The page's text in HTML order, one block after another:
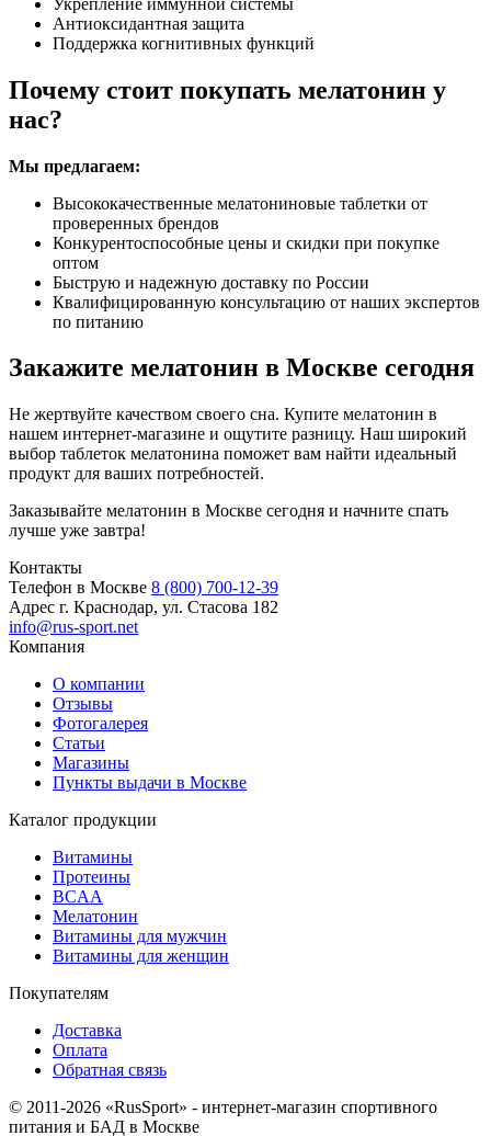
Антиоксидантная защита
Поддержка когнитивных функций
Почему стоит покупать мелатонин у
нас?
Мы предлагаем:
Высококачественные мелатониновые таблетки от
проверенных брендов
Конкурентоспособные цены и скидки при покупке
оптом
Быструю и надежную доставку по России
Квалифицированную консультацию от наших экспертов
по питанию
Закажите мелатонин в Москве сегодня
Не жертвуйте качеством своего сна. Купите мелатонин в
нашем интернет-магазине и ощутите разницу. Наш широкий
выбор таблеток мелатонина поможет вам найти идеальный
продукт для ваших потребностей.
Заказывайте мелатонин в Москве сегодня и начните спать
лучше уже завтра!
Контакты
Телефон в Москве 8 (800) 700-12-39
Адрес г. Краснодар, ул. Стасова 182
info@rus-sport.net
Компания
О компании
Отзывы
Фотогалерея
Статьи
Магазины
Пункты выдачи в Москве
Каталог продукции
Витамины
Протеины
BCAA
Мелатонин
Витамины для мужчин
Витамины для женщин
Покупателям
Доставка
Оплата
Обратная связь
© 2011-2026 «RusSport» - интернет-магазин спортивного
питания и БАД в Москве